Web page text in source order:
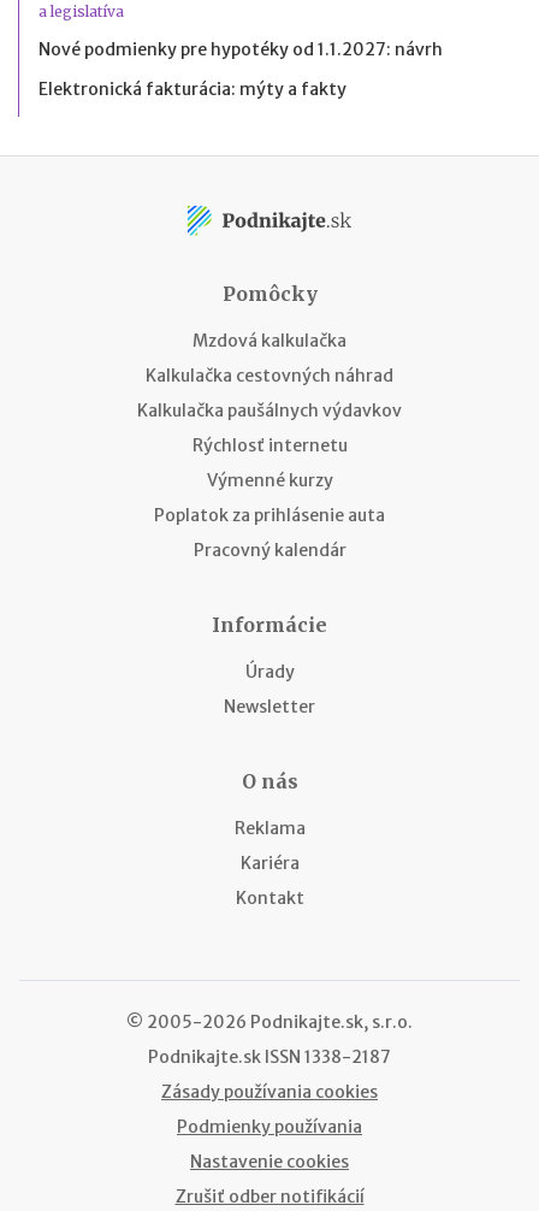
a legislatíva
Nové podmienky pre hypotéky od 1.1.2027: návrh
Elektronická fakturácia: mýty a fakty
Pomôcky
Mzdová kalkulačka
Kalkulačka cestovných náhrad
Kalkulačka paušálnych výdavkov
Rýchlosť internetu
Výmenné kurzy
Poplatok za prihlásenie auta
Pracovný kalendár
Informácie
Úrady
Newsletter
O nás
Reklama
Kariéra
Kontakt
© 2005-2026 Podnikajte.sk, s.r.o.
Podnikajte.sk ISSN 1338-2187
Zásady používania cookies
Podmienky používania
Nastavenie cookies
Zrušiť odber notifikácií